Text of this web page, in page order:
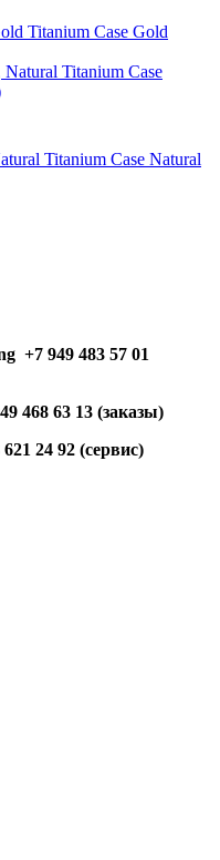
Titanium Case Gold
Titanium Case Natural
+7 949 483 57 01
468 63 13 (заказы)
621 24 92 (сервис)